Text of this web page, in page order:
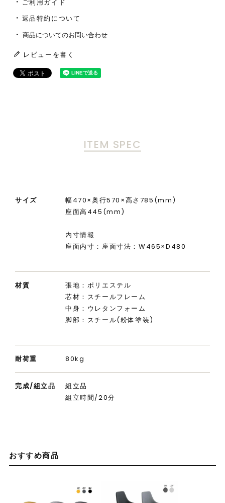
ご利用ガイド
返品特約について
商品についてのお問い合わせ
レビューを書く
ITEM SPEC
サイズ
幅470×奥行570×高さ785(mm)
座面高445(mm)
内寸情報
座面内寸：座面寸法：W465×D480
材質
張地：ポリエステル
芯材：スチールフレーム
中身：ウレタンフォーム
脚部：スチール(粉体塗装)
耐荷重 80kg
完成/組立品
組立品
組立時間/20分
おすすめ商品